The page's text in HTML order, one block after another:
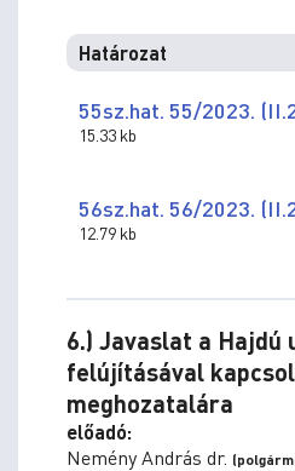
Határozat
55sz.hat. 55/2023.
15.33 kb
56sz.hat. 56/2023.
12.79 kb
6.) Javaslat a Hajdú
felújításával
meghozatalára
előadó:
Nemény András dr.